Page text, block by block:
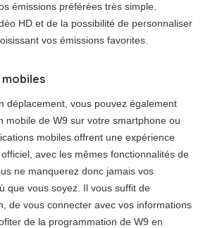
émissions préférées très simple.
HD et de la possibilité de personnaliser
vos émissions favorites.
déplacement, vous pouvez également
mobile de W9 sur votre smartphone ou
mobiles offrent une expérience
avec les mêmes fonctionnalités de
ne manquerez donc jamais vos
que vous soyez. Il vous suffit de
de vous connecter avec vos informations
de la programmation de W9 en